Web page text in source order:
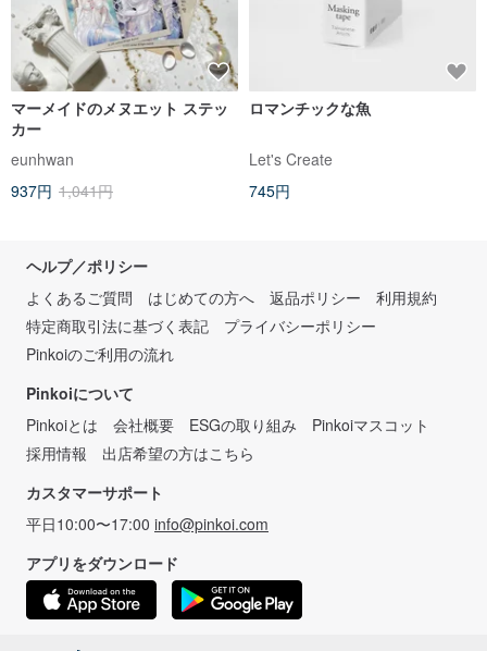
マーメイドのメヌエット ステッ
カー
eunhwan
937円 1,041円
ロマンチックな魚
Let's Create
745円
ヘルプ／ポリシー
よくあるご質問
はじめての方へ 返品ポリシー
利用規約
特定商取引法に基づく表記
プライバシーポリシー
Pinkoiのご利用の流れ
Pinkoiについて
Pinkoiとは
会社概要 ESGの取り組み
Pinkoiマスコット
採用情報
出店希望の方はこちら
カスタマーサポート
平日10:00〜17:00 info@pinkoi.com
アプリをダウンロード